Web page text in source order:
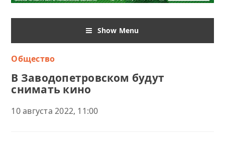
Show Menu
Общество
В Заводопетровском будут
снимать кино
10 августа 2022, 11:00